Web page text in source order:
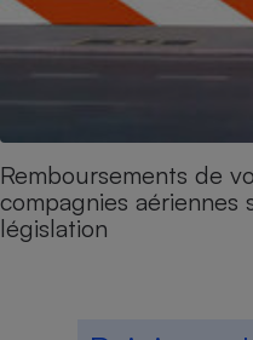
Remboursements de
compagnies aériennes
législation